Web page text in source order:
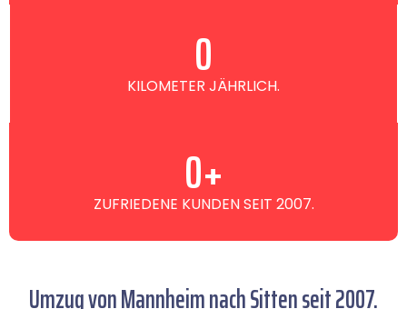
KILOMETER JÄHRLICH.
0
ZUFRIEDENE KUNDEN SEIT 2007.
0+
Umzug von Mannheim nach Sitten seit 2007.